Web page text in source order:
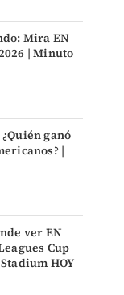
Mira EN
| Minuto
ganó
|
ver EN
Cup
HOY